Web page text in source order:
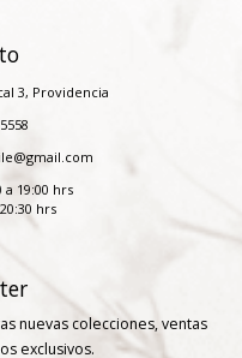
3, Providencia
a 19:00 hrs
hrs
nuevas colecciones, ventas
exclusivos.